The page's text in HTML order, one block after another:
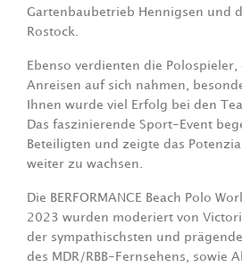
Gartenbaubetrieb Hennigsen und
Rostock.
Ebenso verdienten die
Anreisen auf sich nahmen,
Ihnen wurde viel Erfolg bei den
Das faszinierende Sport-Event
Beteiligten und zeigte das
weiter zu wachsen.
Die BERFORMANCE Beach Polo
2023 wurden moderiert von
der sympathischsten und
des MDR/RBB-Fernsehens, sowie